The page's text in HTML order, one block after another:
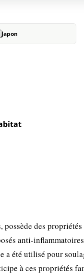
Japon
des
anti-
été utilisé pour
à ces propriétés